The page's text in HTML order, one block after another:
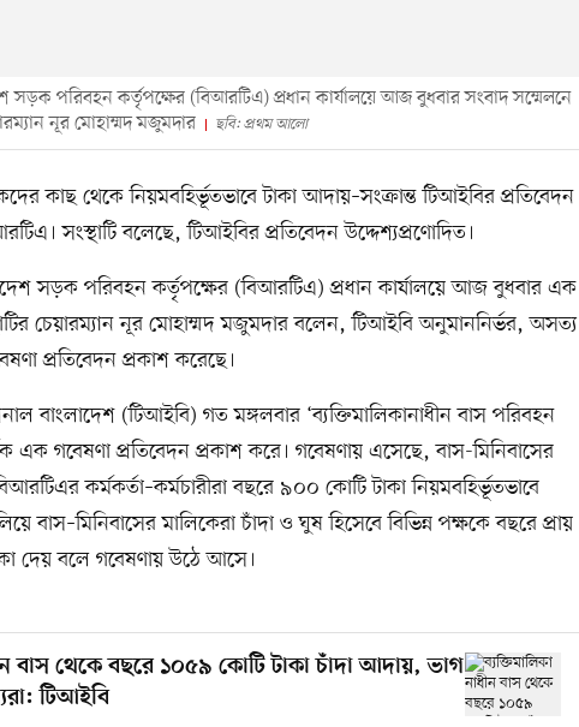
সড়ক পরিবহন কর্তৃপক্ষের (বিআরটিএ) প্রধান কার্যালয়ে আজ বুধবার সংবাদ সম্মেলনে
নূর মোহাম্মদ মজুমদার
ছবি: প্রথম আলো
কাছ থেকে নিয়মবহির্ভূতভাবে টাকা আদায়–সংক্রান্ত টিআইবির প্রতিবেদন
সংস্থাটি বলেছে, টিআইবির প্রতিবেদন উদ্দেশ্যপ্রণোদিত।
সড়ক পরিবহন কর্তৃপক্ষের (বিআরটিএ) প্রধান কার্যালয়ে আজ বুধবার এক
চেয়ারম্যান নূর মোহাম্মদ মজুমদার বলেন, টিআইবি অনুমাননির্ভর, অসত্য
প্রতিবেদন প্রকাশ করেছে।
বাংলাদেশ (টিআইবি) গত মঙ্গলবার ‘ব্যক্তিমালিকানাধীন বাস পরিবহন
এক গবেষণা প্রতিবেদন প্রকাশ করে। গবেষণায় এসেছে, বাস-মিনিবাসের
কর্মকর্তা–কর্মচারীরা বছরে ৯০০ কোটি টাকা নিয়মবহির্ভূতভাবে
বাস–মিনিবাসের মালিকেরা চাঁদা ও ঘুষ হিসেবে বিভিন্ন পক্ষকে বছরে প্রায়
দেয় বলে গবেষণায় উঠে আসে।
বাস থেকে বছরে ১০৫৯ কোটি টাকা চাঁদা আদায়, ভাগ
টিআইবি